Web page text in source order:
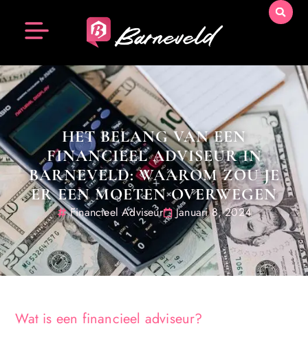
HET BELANG VAN EEN
FINANCIEEL ADVISEUR IN
BARNEVELD: WAAROM ZOU JE
ER EEN MOETEN OVERWEGEN
Financieel Adviseur Januari 8, 2024
Wat is een financieel adviseur?